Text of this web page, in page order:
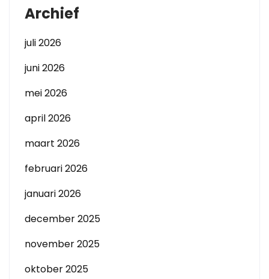
Archief
juli 2026
juni 2026
mei 2026
april 2026
maart 2026
februari 2026
januari 2026
december 2025
november 2025
oktober 2025